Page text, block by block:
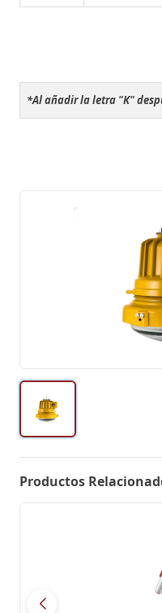
Productos
*Al añadir la letra "K"